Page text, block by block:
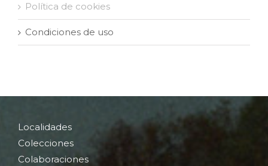
Política de cookies
Condiciones de uso
Localidades
Colecciones
Colaboraciones